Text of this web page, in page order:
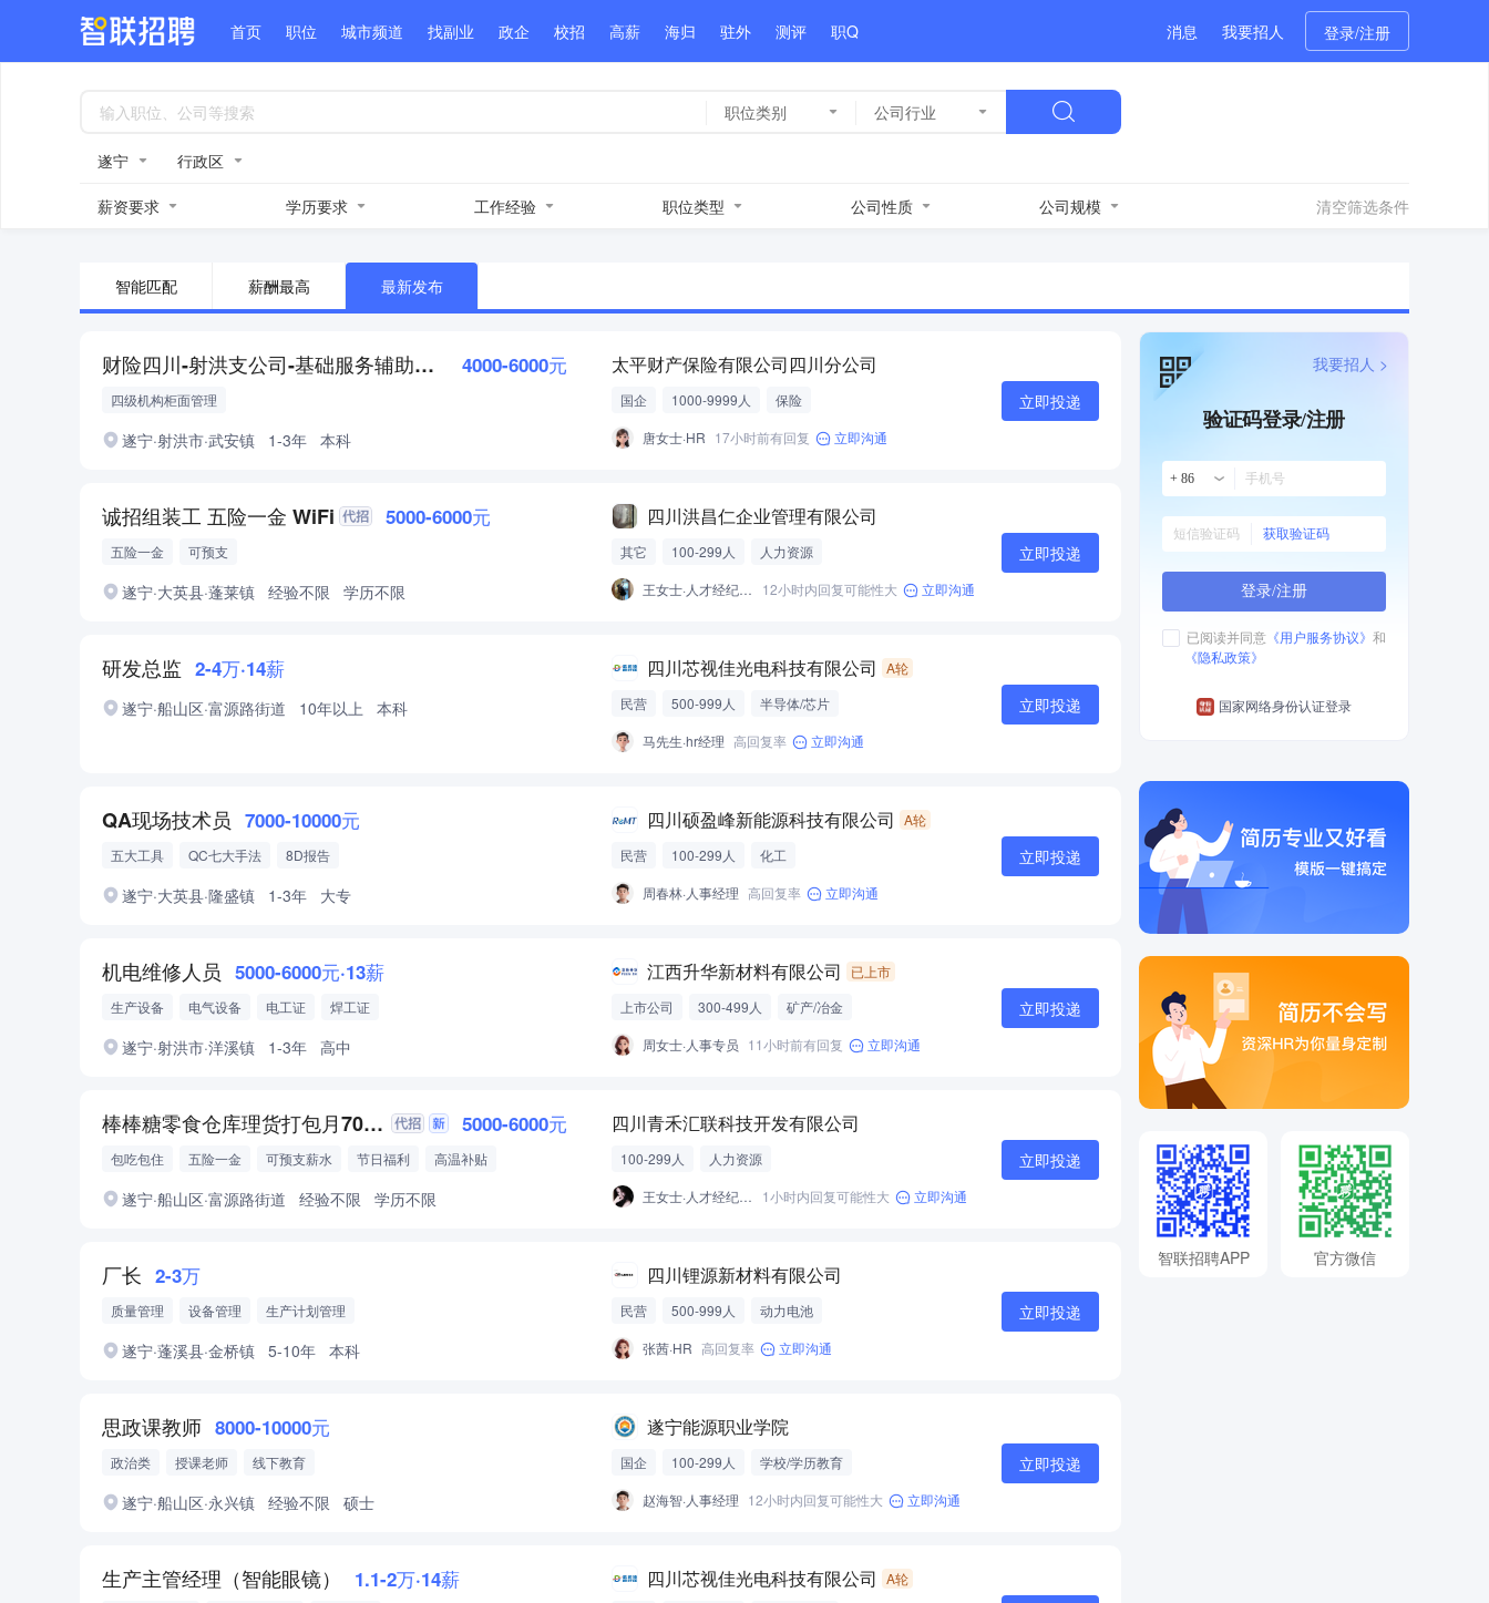
首页 职位 城市频道 找副业 政企 校招 高薪 海归 驻外 测评 职Q 消息 我要招人 登录/注册
职位类别 公司行业
遂宁 行政区
薪资要求 学历要求 工作经验 职位类型 公司性质 公司规模 清空筛选条件
智能匹配 薪酬最高 最新发布
财险四川-射洪支公司-基础服务辅助岗(J52617) 4000-6000元
四级机构柜面管理
遂宁·射洪市·武安镇 1-3年 本科
太平财产保险有限公司四川分公司
国企 1000-9999人
保险
唐女士·HR 17小时前有回复 立即沟通
立即投递
诚招组装工 五险一金 WiFi 5000-6000元
五险一金 可预支
遂宁·大英县·蓬莱镇 经验不限 学历不限
四川洪昌仁企业管理有限公司
其它 100-299人
人力资源
王女士·人才经纪人-经营性招聘服务
12小时内回复可能性大 立即沟通
立即投递
研发总监 2-4万·14薪
遂宁·船山区·富源路街道 10年以上 本科
四川芯视佳光电科技有限公司 A轮
民营
500-999人
半导体/芯片
马先生·hr经理 高回复率 立即沟通
立即投递
QA现场技术员 7000-10000元
五大工具 QC七大手法 8D报告
遂宁·大英县·隆盛镇 1-3年 大专
四川硕盈峰新能源科技有限公司 A轮
民营
100-299人
化工
周春林·人事经理 高回复率 立即沟通
立即投递
机电维修人员 5000-6000元·13薪
生产设备 电气设备 电工证 焊工证
遂宁·射洪市·洋溪镇 1-3年 高中
江西升华新材料有限公司
已上市
上市公司
300-499人
矿产/冶金
周女士·人事专员 11小时前有回复 立即沟通
立即投递
棒棒糖零食仓库理货打包月7000/无需经验/包吃住 5000-6000元
包吃包住 五险一金 可预支薪水 节日福利 高温补贴
遂宁·船山区·富源路街道 经验不限 学历不限
四川青禾汇联科技开发有限公司
100-299人
人力资源
王女士·人才经纪人-经营性招聘服务
1小时内回复可能性大 立即沟通
立即投递
厂长 2-3万
质量管理 设备管理 生产计划管理
遂宁·蓬溪县·金桥镇 5-10年 本科
四川锂源新材料有限公司
民营 500-999人
动力电池
张茜·HR 高回复率 立即沟通
立即投递
思政课教师 8000-10000元
政治类 授课老师 线下教育
遂宁·船山区·永兴镇 经验不限 硕士
遂宁能源职业学院
国企 100-299人
学校/学历教育
赵海智·人事经理 12小时内回复可能性大 立即沟通
立即投递
生产主管经理（智能眼镜） 1.1-2万·14薪 四川芯视佳光电科技有限公司 A轮
验证码登录/注册
+ 86
获取验证码
登录/注册
已阅读并同意 《用户服务协议》 和
《隐私政策》
国家网络身份认证登录
我要招人 >
智联招聘APP 官方微信